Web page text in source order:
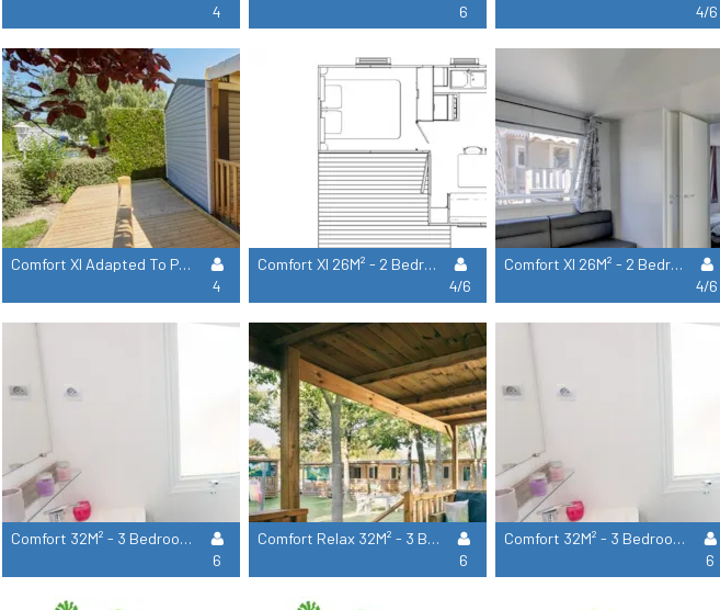
4
6
4/6
Comfort Xl Adapted To People With Reduced Mobility 32M² - 2 Bedrooms - Air Conditionning
4
Comfort Xl 26M² - 2 Bedrooms - Air Conditionning
4/6
Comfort Xl 26M² - 2 Bedrooms - Air Conditionning
4/6
Comfort 32M² - 3 Bedrooms - Air Conditionning
6
Comfort Relax 32M² - 3 Bedrooms - Air Conditionning
6
Comfort 32M² - 3 Bedrooms
6